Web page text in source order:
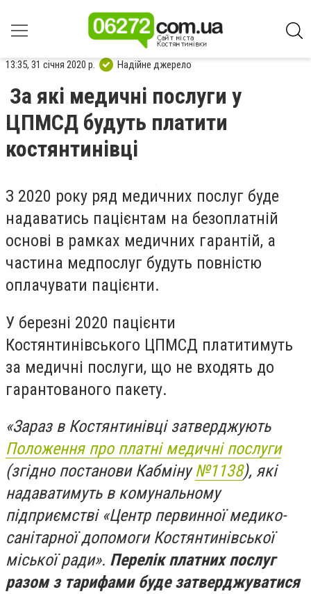
13:35, 31 січня 2020 р. Надійне джерело
За які медичні послуги у
ЦПМСД будуть платити
костянтинівці
З 2020 року ряд медичних послуг буде
надаватись пацієнтам на безоплатній
основі в рамках медичних гарантій, а
частина медпослуг будуть повністю
оплачувати пацієнти.
У березні 2020 пацієнти
Костянтинівського ЦПМСД платитимуть
за медичні послуги, що не входять до
гарантованого пакету.
«Зараз в Костянтинівці затверджують
Положення про платні медичні послуги
(згідно постанови Кабміну№1138), які
надаватимуть в комунальному
підприємстві «Центр первинної медико-
санітарної допомоги Костянтинівської
міської ради». Перелік платних послуг
разом з тарифами буде затверджуватися